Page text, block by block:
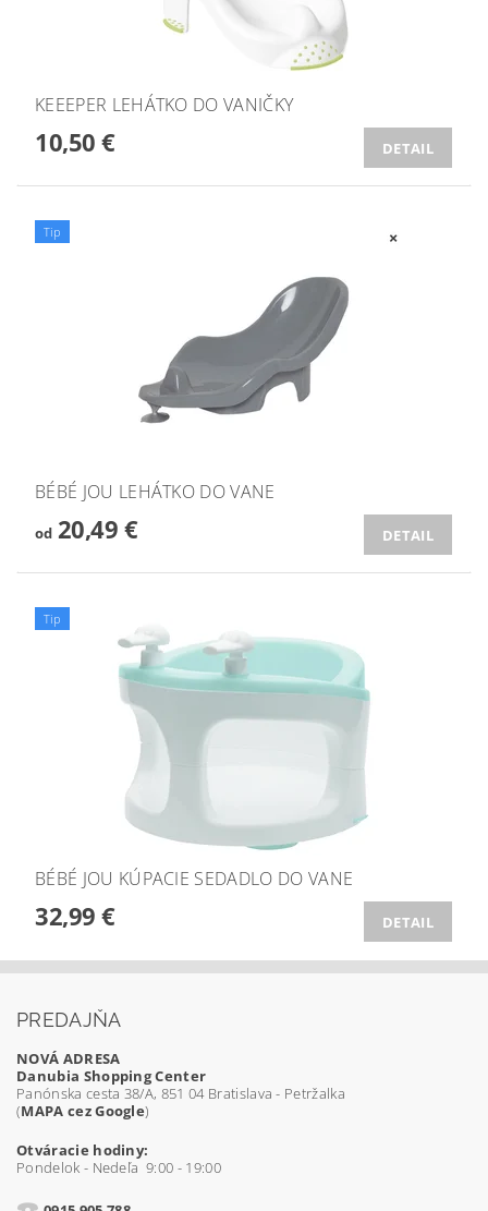
KEEEPER LEHÁTKO DO VANIČKY
10,50 € DETAIL
Tip
BÉBÉ JOU LEHÁTKO DO VANE
od20,49 € DETAIL
Tip
BÉBÉ JOU KÚPACIE SEDADLO DO VANE
32,99 € DETAIL
PREDAJŇA
NOVÁ ADRESA
Danubia Shopping Center
Panónska cesta 38/A, 851 04 Bratislava - Petržalka
(MAPA cez Google)
Otváracie hodiny:
Pondelok - Nedeľa 9:00 - 19:00